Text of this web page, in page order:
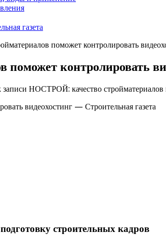
газета
поможет контролировать
контролировать
записи НОСТРОЙ: качество стройматериалов
строительных кадров